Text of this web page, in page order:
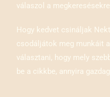
válaszol a
Hogy kedvet csináljak
csodáljátok meg munkáit
választani, hogy mely
be a cikkbe, annyira